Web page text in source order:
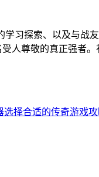
习探索、以及与
人尊敬的真正强者。
择合适的传奇游戏攻